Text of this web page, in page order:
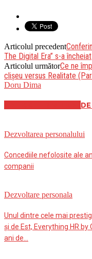
Articolul precedent
The Digital Era” s-a încheiat
Articolul următorCe ne
clișeu versus Realitate
Doru Dima
Dezvoltarea personalului
Concediile nefolosite ale
companii
Dezvoltare personala
Unul dintre cele mai
și de Est, Everything HR
ani de...